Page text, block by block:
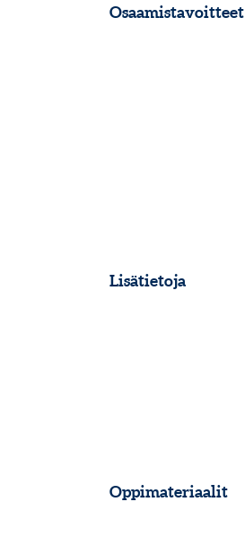
Osaamistavoitteet
Lisätietoja
Oppimateriaalit